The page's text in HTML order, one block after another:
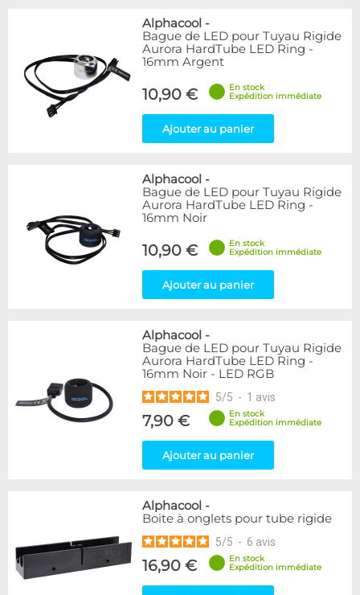
Articles en promotions
Appliquer
Alphacool -
Bague de LED pour Tuyau Rigide
Aurora HardTube LED Ring -
16mm Argent
10,90 €
En stock
Expédition immédiate
Ajouter au panier
Alphacool -
Bague de LED pour Tuyau Rigide
Aurora HardTube LED Ring -
16mm Noir
10,90 €
En stock
Expédition immédiate
Ajouter au panier
Alphacool -
Bague de LED pour Tuyau Rigide
Aurora HardTube LED Ring -
16mm Noir - LED RGB
5/5 - 1 avis
7,90 €
En stock
Expédition immédiate
Ajouter au panier
Alphacool -
Boite à onglets pour tube rigide
5/5 - 6 avis
16,90 €
En stock
Expédition immédiate